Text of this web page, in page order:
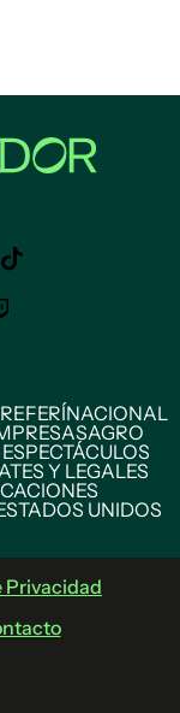
REFERÍNACIONAL
AGRO
Y LEGALES
UNIDOS
Privacidad